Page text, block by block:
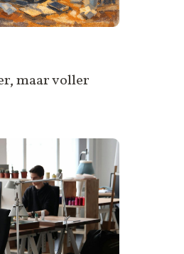
maar voller